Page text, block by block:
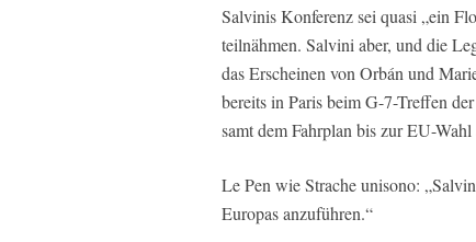
Salvinis Konferenz sei quasi „ein
teilnähmen. Salvini aber, und die
das Erscheinen von Orbán und
bereits in Paris beim G-7-Treffen
samt dem Fahrplan bis zur EU-Wahl
Le Pen wie Strache unisono:
Europas anzuführen.“